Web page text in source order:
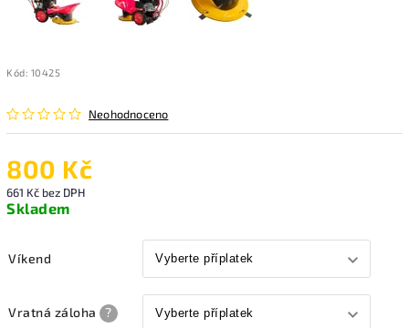
Kód: 10425
Neohodnoceno
800 Kč
661 Kč bez DPH
Skladem
Víkend
Vratná záloha ?